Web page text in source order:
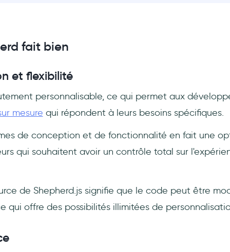
fait bien
et flexibilité
personnalisable, ce qui permet aux
mesure qui répondent à leurs besoins spécifiques.
de conception et de fonctionnalité en fait une
qui souhaitent avoir un contrôle total sur
de Shepherd.js signifie que le code peut être
qui offre des possibilités illimitées de